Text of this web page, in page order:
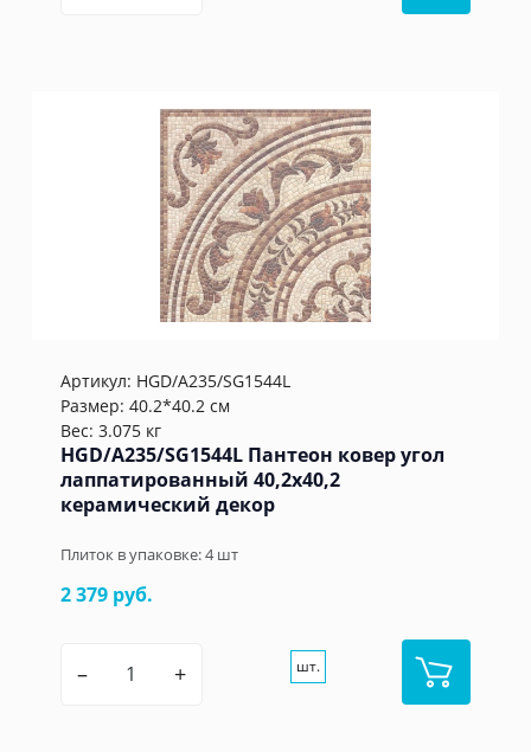
Артикул: HGD/A235/SG1544L
Размер: 40.2*40.2 см
Вес: 3.075 кг
HGD/A235/SG1544L Пантеон ковер угол
лаппатированный 40,2x40,2
керамический декор
Плиток в упаковке:4шт
2 379 руб.
– + шт.